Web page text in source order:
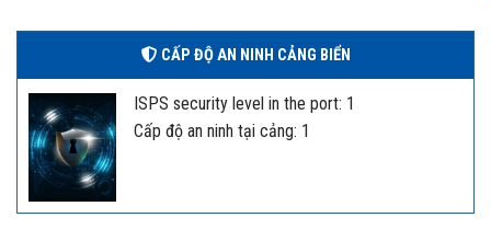
CẤP ĐỘ AN NINH CẢNG BIỂN
ISPS security level in the port: 1
Cấp độ an ninh tại cảng: 1